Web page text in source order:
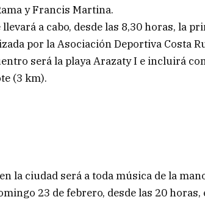
y Francis Martina.
a cabo, desde las 8,30 horas, la
por la Asociación Deportiva Costa
será la playa Arazaty I e incluirá
(3 km).
la ciudad será a toda música de la
23 de febrero, desde las 20 horas,